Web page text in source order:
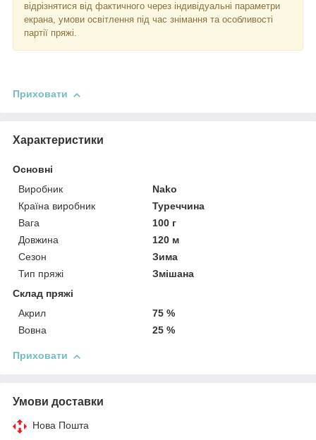
відрізнятися від фактичного через індивідуальні параметри
екрана, умови освітлення під час знімання та особливості
партії пряжі.
Приховати
Характеристики
Основні
Виробник
Nako
Країна виробник
Туреччина
Вага
100 г
Довжина
120 м
Сезон
Зима
Тип пряжі
Змішана
Склад пряжі
Акрил
75 %
Вовна
25 %
Приховати
Умови доставки
Нова Пошта